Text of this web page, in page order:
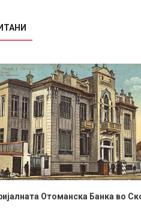
Отоманска Банка во